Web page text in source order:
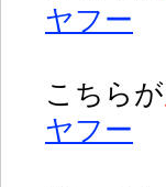
ヤフー
こちらが
ヤフー